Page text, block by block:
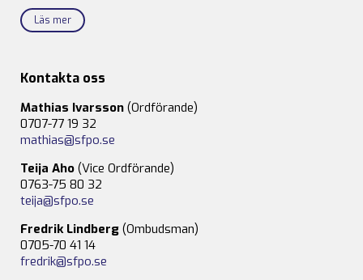
Läs mer
Kontakta oss
Mathias Ivarsson (Ordförande)
0707-77 19 32
mathias@sfpo.se
Teija Aho (Vice Ordförande)
0763-75 80 32
teija@sfpo.se
Fredrik Lindberg (Ombudsman)
0705-70 41 14
fredrik@sfpo.se